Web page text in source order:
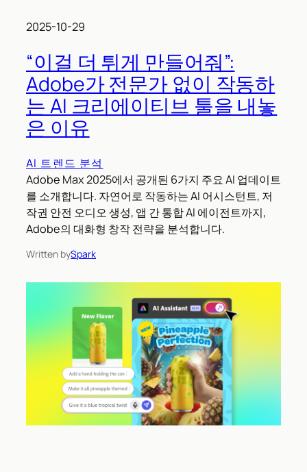
2025-10-29
“이걸 더 튀게 만들어줘”:
Adobe가 전문가 없이 작동하
는 AI 크리에이티브 툴을 내놓
은 이유
AI 트렌드 분석
Adobe Max 2025에서 공개된 6가지 주요 AI 업데이트
를 소개합니다. 자연어로 작동하는 AI 어시스턴트, 저
작권 안전 오디오 생성, 앱 간 통합 AI 에이전트까지,
Adobe의 대화형 창작 전략을 분석합니다.
Written bySpark